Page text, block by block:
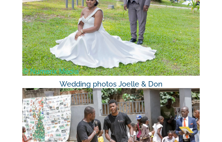
Wedding photos Joelle & Don